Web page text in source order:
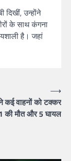
दिखीं, उन्होंने
के साथ कंगना
है। जहां
कई वाहनों को टक्कर
1 की मौत और 5 घायल
⟶